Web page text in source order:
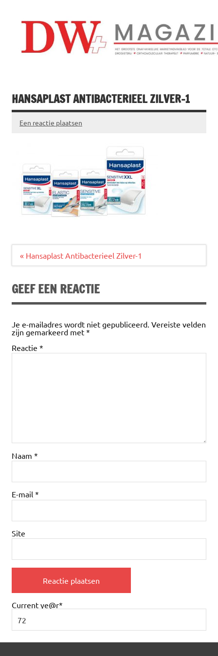
inhoud
HANSAPLAST ANTIBACTERIEEL ZILVER-1
Een reactie plaatsen
Bericht
navigatie
« Hansaplast Antibacterieel Zilver-1
GEEF EEN REACTIE
Je e-mailadres wordt niet gepubliceerd. Vereiste velden
zijn gemarkeerd met *
Reactie *
Naam *
E-mail *
Site
Current ye@r*